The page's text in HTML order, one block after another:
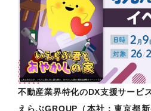
不動産業界特化のDX支援サービ
えらぶGROUP（本社：東京都